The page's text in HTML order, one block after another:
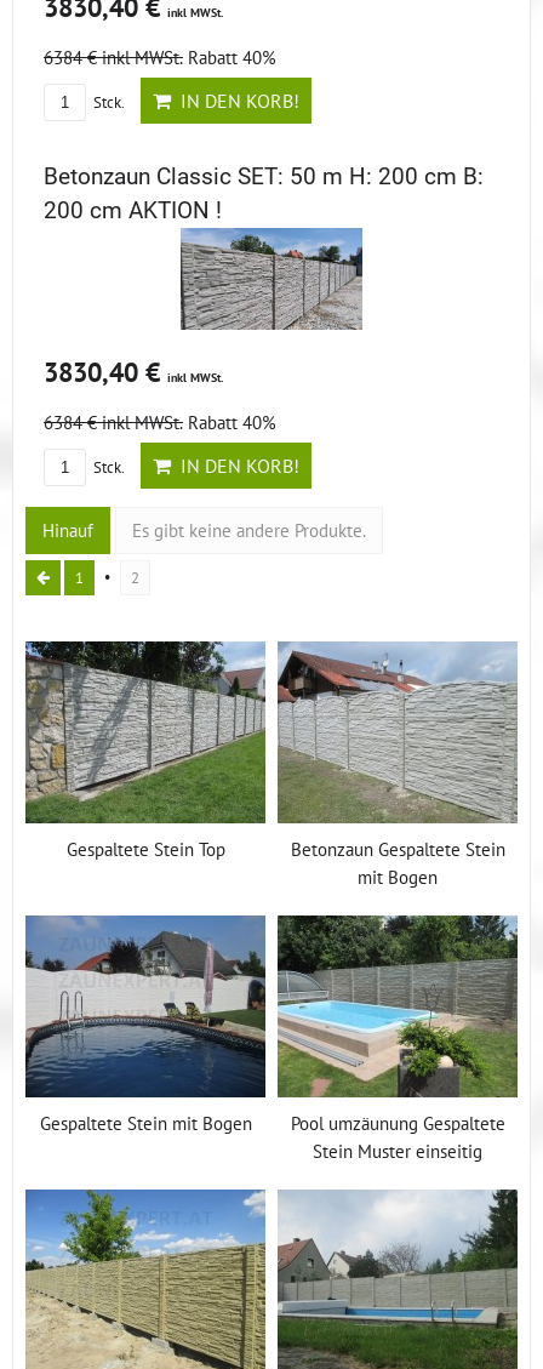
3830,40 € inkl MWSt.
6384 €inkl MWSt. Rabatt 40%
Stck. IN DEN KORB!
Betonzaun Classic SET: 50 m H: 200 cm B:
200 cm AKTION !
3830,40 € inkl MWSt.
6384 €inkl MWSt. Rabatt 40%
Stck. IN DEN KORB!
Hinauf Es gibt keine andere Produkte.
1 2
Gespaltete Stein Top
Betonzaun Gespaltete Stein
mit Bogen
Gespaltete Stein mit Bogen
Pool umzäunung Gespaltete
Stein Muster einseitig